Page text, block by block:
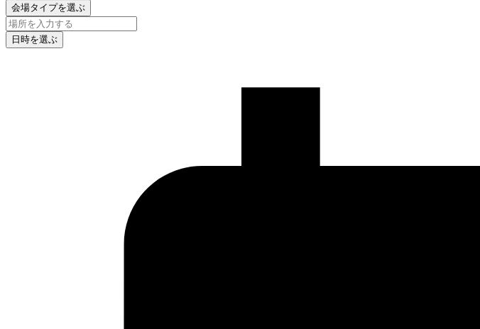
会場タイプを選ぶ
日時を選ぶ